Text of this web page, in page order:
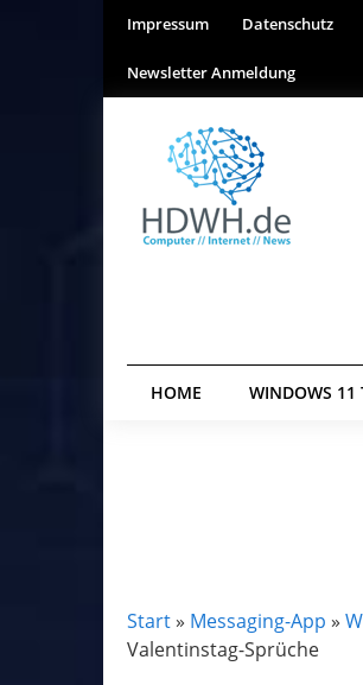
Impressum Datenschutz
Newsletter Anmeldung
HOME WINDOWS 11
Start» Messaging-App »
Valentinstag-Sprüche